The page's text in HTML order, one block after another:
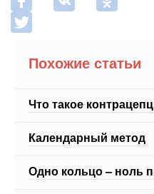
Похожие статьи
Что такое
Одно кольцо – ноль
девушки